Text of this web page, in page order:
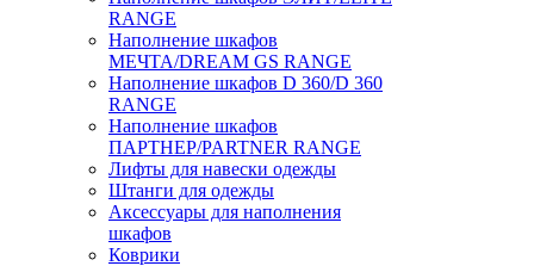
RANGE
Наполнение шкафов
МЕЧТА/DREAM GS RANGE
Наполнение шкафов D 360/D 360
RANGE
Наполнение шкафов
ПАРТНЕР/PARTNER RANGE
Лифты для навески одежды
Штанги для одежды
Аксессуары для наполнения
шкафов
Коврики